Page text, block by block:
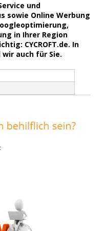
und
sowie Online Werbung
in Ihrer Region
CYCROFT.de. In
wir auch für Sie.